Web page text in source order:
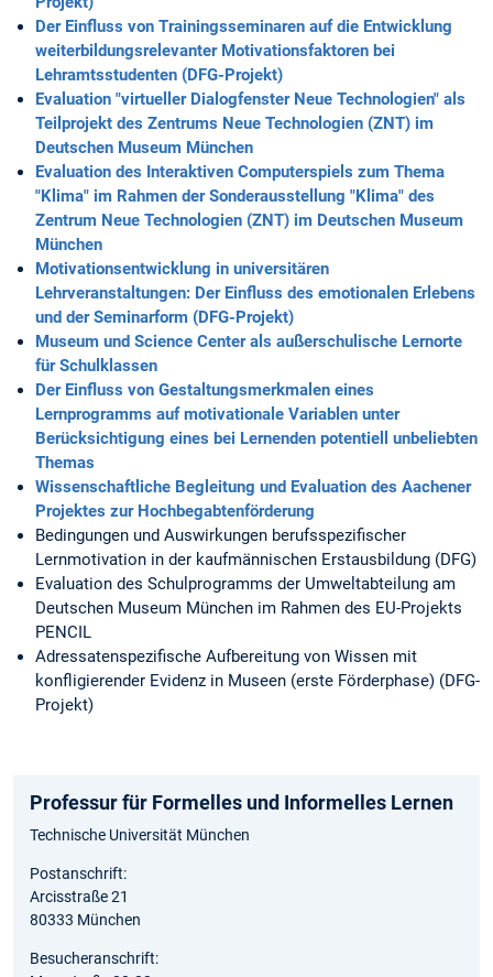
Der Einfluss von Trainingsseminaren auf die Entwicklung
weiterbildungsrelevanter Motivationsfaktoren bei
Lehramtsstudenten (DFG-Projekt)
Evaluation "virtueller Dialogfenster Neue Technologien" als
Teilprojekt des Zentrums Neue Technologien (ZNT) im
Deutschen Museum München
Evaluation des Interaktiven Computerspiels zum Thema
"Klima" im Rahmen der Sonderausstellung "Klima" des
Zentrum Neue Technologien (ZNT) im Deutschen Museum
München
Motivationsentwicklung in universitären
Lehrveranstaltungen: Der Einfluss des emotionalen Erlebens
und der Seminarform (DFG-Projekt)
Museum und Science Center als außerschulische Lernorte
für Schulklassen
Der Einfluss von Gestaltungsmerkmalen eines
Lernprogramms auf motivationale Variablen unter
Berücksichtigung eines bei Lernenden potentiell unbeliebten
Themas
Wissenschaftliche Begleitung und Evaluation des Aachener
Projektes zur Hochbegabtenförderung
Bedingungen und Auswirkungen berufsspezifischer
Lernmotivation in der kaufmännischen Erstausbildung (DFG)
Evaluation des Schulprogramms der Umweltabteilung am
Deutschen Museum München im Rahmen des EU-Projekts
PENCIL
Adressatenspezifische Aufbereitung von Wissen mit
konfligierender Evidenz in Museen (erste Förderphase) (DFG-
Projekt)
Professur für Formelles und Informelles Lernen
Technische Universität München
Postanschrift:
Arcisstraße 21
80333 München
Besucheranschrift: